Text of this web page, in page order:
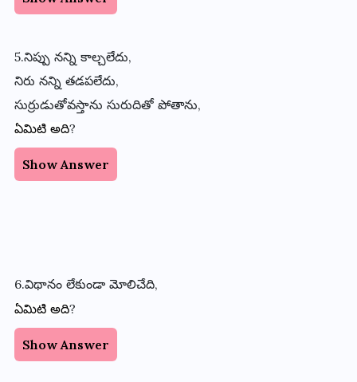
5.నిప్పు నన్ని కాల్చలేదు,
నిరు నన్ని తడపలేదు,
సుర్రుడుతోవస్తాను సురుదితో పోతాను,
ఏమిటి అది?
Show Answer
6.విథానం లేకుండా మోలిచేది,
ఏమిటి అది?
Show Answer